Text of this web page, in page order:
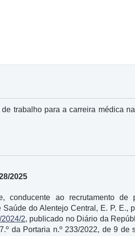
trabalho para a carreira médica
2025
conducente ao recrutamento
do Alentejo Central, E. P. E.,
2, publicado no Diário da
da Portaria n.º 233/2022, de 9 de